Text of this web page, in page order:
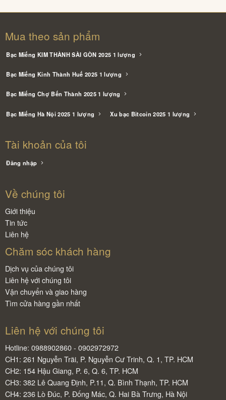
Mua theo sản phẩm
Bạc Miếng KIM THÀNH SÀI GÒN 2025 1 lượng
Bạc Miếng Kinh Thành Huế 2025 1 lượng
Bạc Miếng Chợ Bến Thành 2025 1 lượng
Bạc Miếng Hà Nội 2025 1 lượng Xu bạc Bitcoin 2025 1 lượng
Tài khoản của tôi
Đăng nhập
Về chúng tôi
Giới thiệu
Tin tức
Liên hệ
Chăm sóc khách hàng
Dịch vụ của chúng tôi
Liên hệ với chúng tôi
Vận chuyển và giao hàng
Tìm cửa hàng gần nhất
Liên hệ với chúng tôi
Hotline: 0988902860 - 0902972972
CH1: 261 Nguyễn Trãi, P. Nguyễn Cư Trinh, Q. 1, TP. HCM
CH2: 154 Hậu Giang, P. 6, Q. 6, TP. HCM
CH3: 382 Lê Quang Định, P.11, Q. Bình Thạnh, TP. HCM
CH4: 236 Lò Đúc, P. Đống Mác, Q. Hai Bà Trưng, Hà Nội